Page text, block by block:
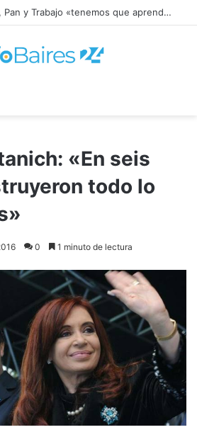
San Cayetano: Paz, Pan y Trabajo «tenemos que aprender a dialogar y a tratarnos bien» Mons. García Cuerva
«En seis
todo lo
0 1 minuto de lectura